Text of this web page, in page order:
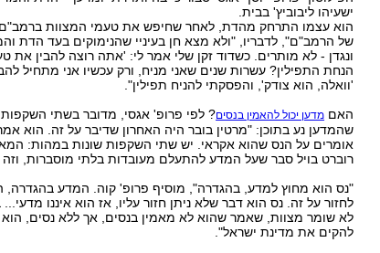
ישעיהו ליבוביץ' בבית.
הוא עצמו התרחק מהדת, לאחר שחיפש את טעמי המצוות ברמב"ם.
של הרמב"ם", לדבריו, "ולא מצא חן בעיניי שהנימוקים בעד הדת
ונגדן - לא מותרים. כשדוד זקן שלי אמר לי: 'אתה רוצה להבין את
הנחת התפילין? עשרות שנים שאני מניח, ורק עכשיו אני מתחיל
'וואלה, הוא צודק', והפסקתי להניח תפילין".
האם מדען יכול להאמין בנסים? לפי פרופ' אגסי, מדובר בשתי
שהמדען נע בתוכן: "מרטין בובר היה האחרון שדיבר על זה. הוא
אומרים על הנס שהוא אקראי. יש שתי השקפות שונות במהות:
רוברט בויל סבר שעל המדע להתעלם מעובדות בלתי מוסברות, וזה
"נס הוא מחוץ למדע, בהגדרה", מוסיף פרופ' קוה. המדע בהגדרה,
לחזור על זה. נס הוא דבר שלא ניתן חזור עליו, אז הוא איננו מדעי...
לא שומר מצוות, שאמר שהוא לא מאמין בנסים, אך ללא נסים, הוא
להקים את מדינת ישראל".